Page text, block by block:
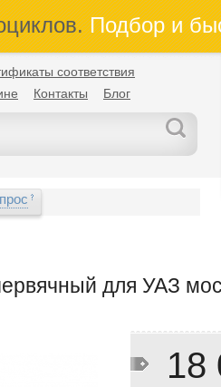
Подбор и
соответствия
Контакты Блог
для УАЗ
18